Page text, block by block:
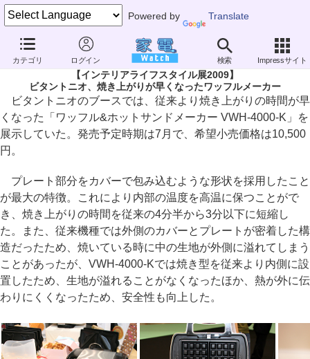
Powered by Translate
カテゴリ ログイン 検索 Impressサイト
家電 Watch イベント インテリアライフスタイル
2009
【インテリアライフスタイル展2009】
ビタントニオ、焼き上がりが早くなったワッフルメーカー
ビタントニオのブースでは、従来より焼き上がりの時間が早
くなった「ワッフル&ホットサンドメーカー VWH-4000-K」を
展示していた。発売予定時期は7月で、希望小売価格は10,500
円。
プレート部分をカバーで包み込むような形状を採用したこと
が最大の特徴。これにより内部の温度を高温に保つことがで
き、焼き上がりの時間を従来の4分半から3分以下に短縮し
た。また、従来機種では外側のカバーとプレートが密着した構
造だったため、焼いている時に中の生地が外側に溢れてしまう
ことがあったが、VWH-4000-Kでは焼き型を従来より内側に設
置したため、生地が溢れることがなくなったほか、熱が外に伝
わりにくくなったため、安全性も向上した。